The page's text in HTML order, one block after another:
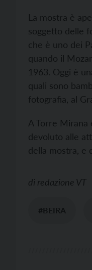
La mostra è
soggetto delle
che è uno dei
quando il
1963. Oggi è
quali sono
fotografia, al
A Torre Mirana
devoluto alle
della mostra, e
di redazione VT
#BEIRA